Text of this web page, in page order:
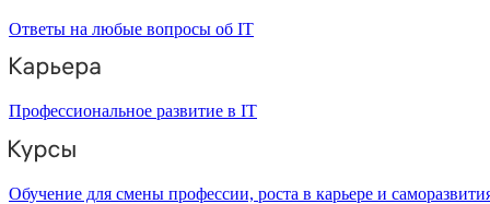
Ответы на любые вопросы об IT
Профессиональное развитие в IT
Обучение для смены профессии, роста в карьере и